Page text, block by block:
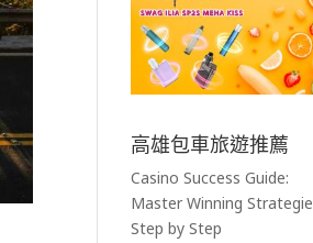
高雄包車旅遊推薦
Casino Success Guide:
Master Winning
Step by Step